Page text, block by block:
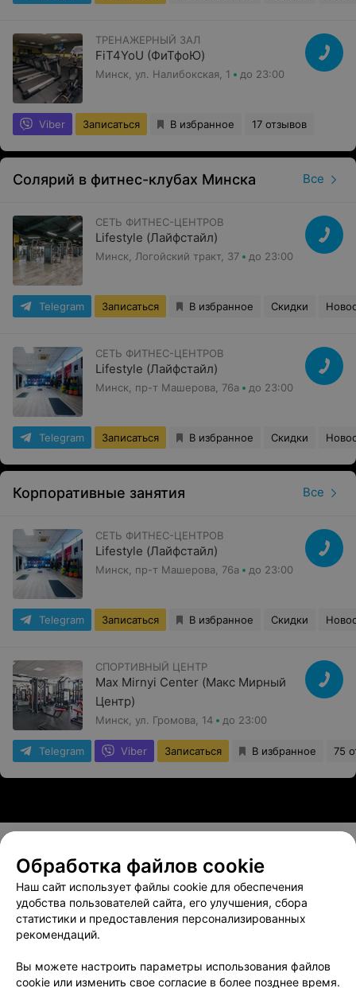
ТРЕНАЖЕРНЫЙ ЗАЛ
FiT4YoU (ФиТфоЮ)
Минск, ул. Налибокская, 1 до 23:00
Viber Записаться В избранное 17 отзывов
Солярий в фитнес-клубах Минска Все
СЕТЬ ФИТНЕС-ЦЕНТРОВ
Lifestyle (Лайфстайл)
Минск, Логойский тракт, 37 до 23:00
Telegram Записаться В избранное Скидки
СЕТЬ ФИТНЕС-ЦЕНТРОВ
Lifestyle (Лайфстайл)
Минск, пр-т Машерова, 76а до 23:00
Telegram Записаться В избранное Скидки
Корпоративные занятия Все
СЕТЬ ФИТНЕС-ЦЕНТРОВ
Lifestyle (Лайфстайл)
Минск, пр-т Машерова, 76а до 23:00
Telegram Записаться В избранное Скидки
СПОРТИВНЫЙ ЦЕНТР
Max Mirnyi Center (Макс Мирный
Центр)
Минск, ул. Громова, 14 до 23:00
Telegram Viber Записаться В избранное 75
О проекте Новости проекта
Вакансии
Публичный договор
Способы оплаты
Публичный договор по использованию сервиса
Написать в поддержку
Обработка файлов cookie
Наш сайт использует файлы cookie для обеспечения
удобства пользователей сайта, его улучшения, сбора
статистики и предоставления персонализированных
рекомендаций.
Вы можете настроить параметры использования файлов
cookie или изменить свое согласие в более позднее время.